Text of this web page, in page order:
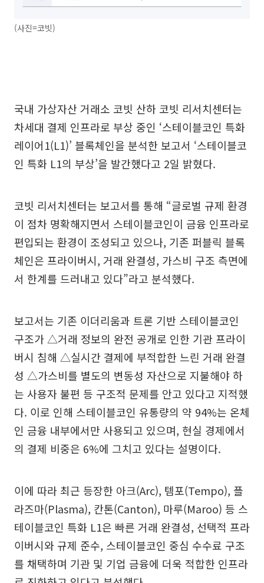
(사진=코빗)
국내 가상자산 거래소 코빗 산하 코빗 리서치센터는
차세대 결제 인프라로 부상 중인 ‘스테이블코인 특화
레이어1(L1)’ 블록체인을 분석한 보고서 ‘스테이블코
인 특화 L1의 부상’을 발간했다고 2일 밝혔다.
코빗 리서치센터는 보고서를 통해 “글로벌 규제 환경
이 점차 명확해지면서 스테이블코인이 금융 인프라로
편입되는 환경이 조성되고 있으나, 기존 퍼블릭 블록
체인은 프라이버시, 거래 완결성, 가스비 구조 측면에
서 한계를 드러내고 있다”라고 분석했다.
보고서는 기존 이더리움과 트론 기반 스테이블코인
구조가 △거래 정보의 완전 공개로 인한 기관 프라이
버시 침해 △실시간 결제에 부적합한 느린 거래 완결
성 △가스비를 별도의 변동성 자산으로 지불해야 하
는 사용자 불편 등 구조적 문제를 안고 있다고 지적했
다. 이로 인해 스테이블코인 유통량의 약 94%는 온체
인 금융 내부에서만 사용되고 있으며, 현실 경제에서
의 결제 비중은 6%에 그치고 있다는 설명이다.
이에 따라 최근 등장한 아크(Arc), 템포(Tempo), 플
라즈마(Plasma), 칸톤(Canton), 마루(Maroo) 등 스
테이블코인 특화 L1은 빠른 거래 완결성, 선택적 프라
이버시와 규제 준수, 스테이블코인 중심 수수료 구조
를 채택하며 기관 및 기업 금융에 더욱 적합한 인프라